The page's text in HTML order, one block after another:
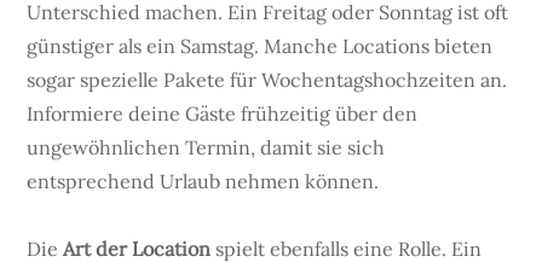
Unterschied machen. Ein Freitag oder Sonntag ist oft
günstiger als ein Samstag. Manche Locations bieten
sogar spezielle Pakete für Wochentagshochzeiten an.
Informiere deine Gäste frühzeitig über den
ungewöhnlichen Termin, damit sie sich
entsprechend Urlaub nehmen können.
DieArt der Location spielt ebenfalls eine Rolle. Ein